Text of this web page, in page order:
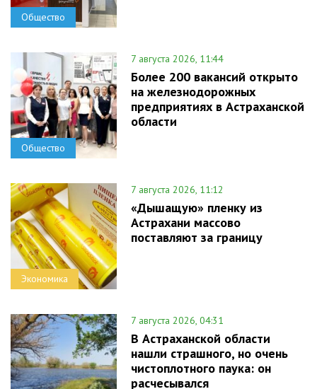
Общество
Общество
7 августа 2026, 11:44
Более 200 вакансий открыто
на железнодорожных
предприятиях в Астраханской
области
Экономика
7 августа 2026, 11:12
«Дышащую» пленку из
Астрахани массово
поставляют за границу
7 августа 2026, 04:31
В Астраханской области
нашли страшного, но очень
чистоплотного паука: он
расчесывался